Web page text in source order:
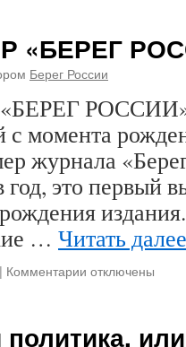
братья
и
пути
Духу
Святому!
митрополита
Вениамина
(Пушкаря)
к
Празднику
«БЕРЕГ
Берег России
РОССИИ»!
с момента
журнала
год, это первый
издания.
… Читать
| Комментарии к
«БЕРЕГ
отключены